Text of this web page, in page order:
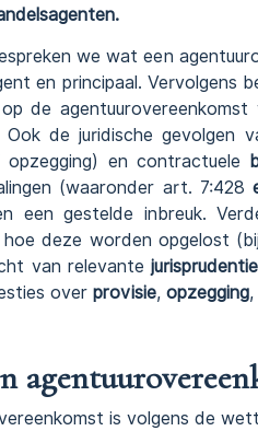
we wat een
en principaal. Vervolgens
de
Ook de juridische gevolgen
en contractuele
(waaronder art. 7:428
een gestelde inbreuk.
hoe deze worden opgelost
van relevante jurisprudentie
over provisie, opzegging,
is volgens de